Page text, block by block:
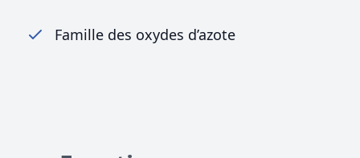
Famille des oxydes d’azote